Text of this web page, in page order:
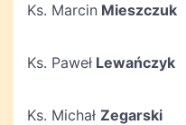
Ks. Marcin Mieszczuk
Ks. Paweł Lewańczyk
Ks. Michał Zegarski